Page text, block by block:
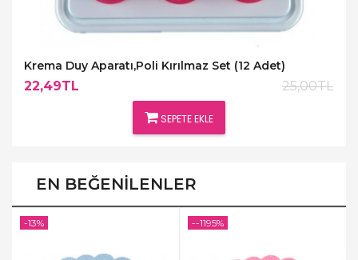
Krema Duy Aparatı,Poli Kırılmaz Set (12 Adet)
22,49TL 25,00TL
SEPETE EKLE
EN BEĞENILENLER
-13% --1195%